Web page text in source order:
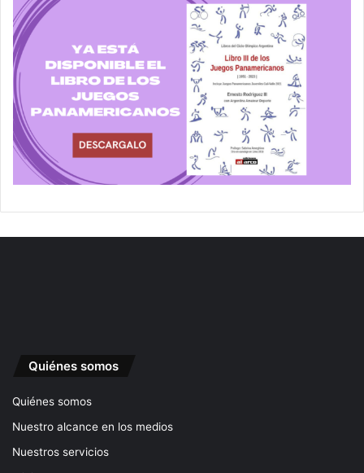
Quiénes somos
Quiénes somos
Nuestro alcance en los medios
Nuestros servicios